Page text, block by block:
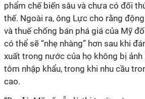
phẩm chế biến sâu và chưa có đối
thế. Ngoài ra, ông Lực cho rằng
và thuế chống bán phá giá của Mỹ
có thể sẽ “nhẹ nhàng” hơn sau khi
xuất trong nước của họ không bị
tôm nhập khẩu, trong khi nhu cầu
cao.